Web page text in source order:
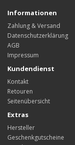
Informationen
Zahlung & Versand
Datenschutzerklärung
AGB
Impressum
Kundendienst
Kontakt
Retouren
Seitenübersicht
Extras
Hersteller
Geschenkgutscheine